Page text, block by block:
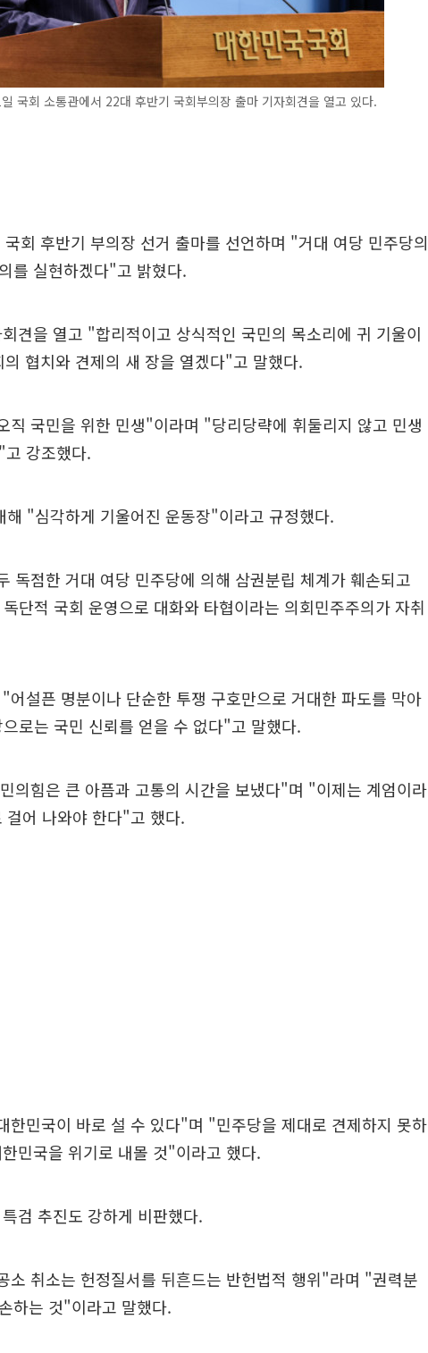
국회 소통관에서 22대 후반기 국회부의장 출마 기자회견을 열고 있다.
회 후반기 부의장 선거 출마를 선언하며 "거대 여당 민주당의
를 실현하겠다"고 밝혔다.
견을 열고 "합리적이고 상식적인 국민의 목소리에 귀 기울이
협치와 견제의 새 장을 열겠다"고 말했다.
직 국민을 위한 민생"이라며 "당리당략에 휘둘리지 않고 민생
강조했다.
해 "심각하게 기울어진 운동장"이라고 규정했다.
독점한 거대 여당 민주당에 의해 삼권분립 체계가 훼손되고
단적 국회 운영으로 대화와 타협이라는 의회민주주의가 자취
어설픈 명분이나 단순한 투쟁 구호만으로 거대한 파도를 막아
로는 국민 신뢰를 얻을 수 없다"고 말했다.
의힘은 큰 아픔과 고통의 시간을 보냈다"며 "이제는 계엄이라
걸어 나와야 한다"고 했다.
한민국이 바로 설 수 있다"며 "민주당을 제대로 견제하지 못하
민국을 위기로 내몰 것"이라고 했다.
검 추진도 강하게 비판했다.
소 취소는 헌정질서를 뒤흔드는 반헌법적 행위"라며 "권력분
하는 것"이라고 말했다.